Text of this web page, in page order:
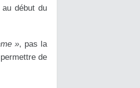
début du
», pas la
de